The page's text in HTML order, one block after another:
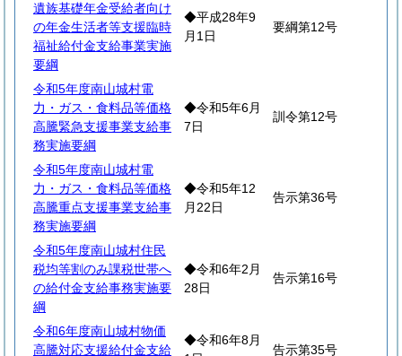
遺族基礎年金受給者向け
の年金生活者等支援臨時
福祉給付金支給事業実施
要綱
◆平成28年9
月1日
要綱第12号
令和5年度南山城村電
力・ガス・食料品等価格
高騰緊急支援事業支給事
務実施要綱
◆令和5年6月
7日
訓令第12号
令和5年度南山城村電
力・ガス・食料品等価格
高騰重点支援事業支給事
務実施要綱
◆令和5年12
月22日
告示第36号
令和5年度南山城村住民
税均等割のみ課税世帯へ
の給付金支給事務実施要
綱
◆令和6年2月
28日
告示第16号
令和6年度南山城村物価
高騰対応支援給付金支給
◆令和6年8月
告示第35号